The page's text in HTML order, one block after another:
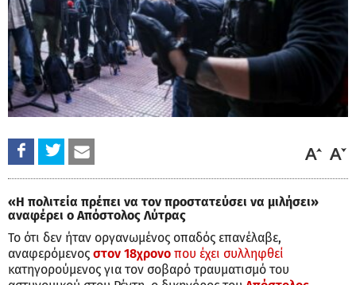
«Η πολιτεία πρέπει να τον προστατεύσει να μιλήσει»
αναφέρει ο Απόστολος Λύτρας
Το ότι δεν ήταν οργανωμένος οπαδός επανέλαβε,
αναφερόμενος στον 18χρονο που έχει συλληφθεί
κατηγορούμενος για τον σοβαρό τραυματισμό του